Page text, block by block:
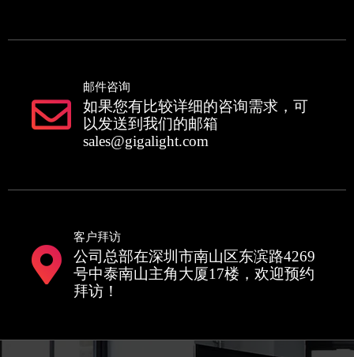
邮件咨询
如果您有比较详细的咨询需求，可
以发送到我们的邮箱
sales@gigalight.com
客户拜访
公司总部在深圳市南山区东滨路4269
号中泰南山主角大厦17楼，欢迎预约
拜访！